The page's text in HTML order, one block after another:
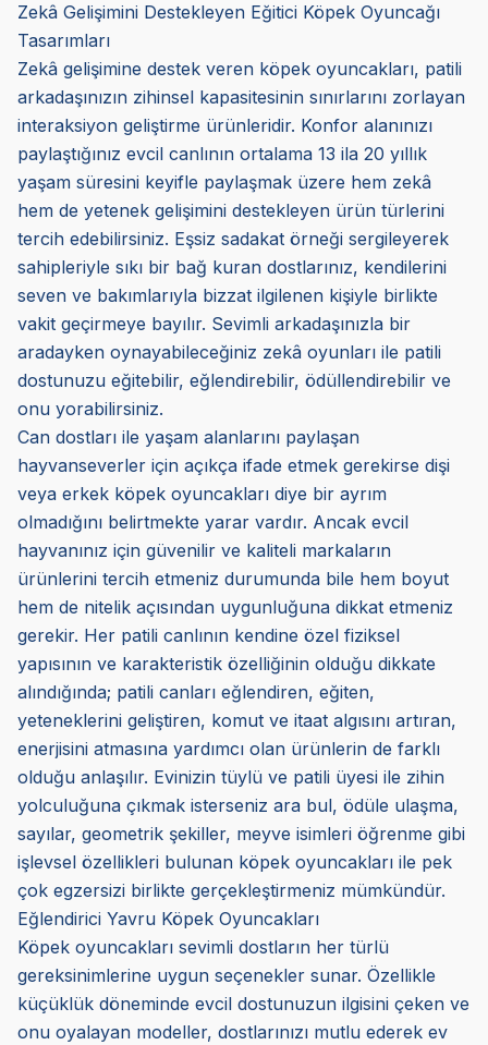
Zekâ Gelişimini Destekleyen Eğitici Köpek Oyuncağı
Tasarımları
Zekâ gelişimine destek veren köpek oyuncakları, patili
arkadaşınızın zihinsel kapasitesinin sınırlarını zorlayan
interaksiyon geliştirme ürünleridir. Konfor alanınızı
paylaştığınız evcil canlının ortalama 13 ila 20 yıllık
yaşam süresini keyifle paylaşmak üzere hem zekâ
hem de yetenek gelişimini destekleyen ürün türlerini
tercih edebilirsiniz. Eşsiz sadakat örneği sergileyerek
sahipleriyle sıkı bir bağ kuran dostlarınız, kendilerini
seven ve bakımlarıyla bizzat ilgilenen kişiyle birlikte
vakit geçirmeye bayılır. Sevimli arkadaşınızla bir
aradayken oynayabileceğiniz zekâ oyunları ile patili
dostunuzu eğitebilir, eğlendirebilir, ödüllendirebilir ve
onu yorabilirsiniz.
Can dostları ile yaşam alanlarını paylaşan
hayvanseverler için açıkça ifade etmek gerekirse dişi
veya erkek köpek oyuncakları diye bir ayrım
olmadığını belirtmekte yarar vardır. Ancak evcil
hayvanınız için güvenilir ve kaliteli markaların
ürünlerini tercih etmeniz durumunda bile hem boyut
hem de nitelik açısından uygunluğuna dikkat etmeniz
gerekir. Her patili canlının kendine özel fiziksel
yapısının ve karakteristik özelliğinin olduğu dikkate
alındığında; patili canları eğlendiren, eğiten,
yeteneklerini geliştiren, komut ve itaat algısını artıran,
enerjisini atmasına yardımcı olan ürünlerin de farklı
olduğu anlaşılır. Evinizin tüylü ve patili üyesi ile zihin
yolculuğuna çıkmak isterseniz ara bul, ödüle ulaşma,
sayılar, geometrik şekiller, meyve isimleri öğrenme gibi
işlevsel özellikleri bulunan köpek oyuncakları ile pek
çok egzersizi birlikte gerçekleştirmeniz mümkündür.
Eğlendirici Yavru Köpek Oyuncakları
Köpek oyuncakları sevimli dostların her türlü
gereksinimlerine uygun seçenekler sunar. Özellikle
küçüklük döneminde evcil dostunuzun ilgisini çeken ve
onu oyalayan modeller, dostlarınızı mutlu ederek ev